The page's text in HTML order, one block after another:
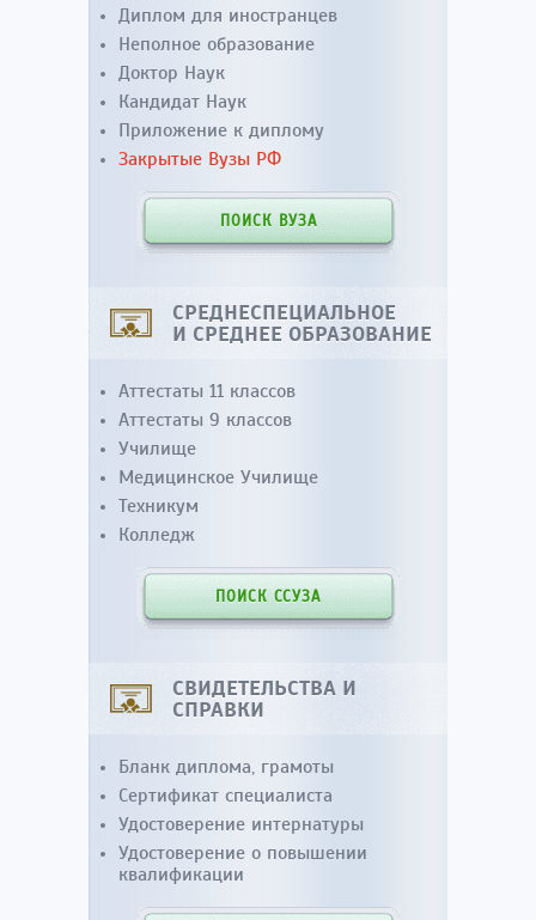
Диплом для иностранцев
Неполное образование
Доктор Наук
Кандидат Наук
Приложение к диплому
Закрытые Вузы РФ
ПОИСК ВУЗА
СРЕДНЕСПЕЦИАЛЬНОЕ
И СРЕДНЕЕ ОБРАЗОВАНИЕ
Аттестаты 11 классов
Аттестаты 9 классов
Училище
Медицинское Училище
Техникум
Колледж
ПОИСК ССУЗА
СВИДЕТЕЛЬСТВА И
СПРАВКИ
Бланк диплома, грамоты
Сертификат специалиста
Удостоверение интернатуры
Удостоверение о повышении
квалификации